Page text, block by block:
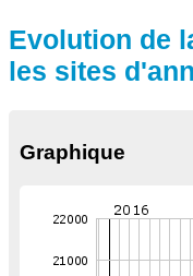
Evolution de
les sites
Graphique